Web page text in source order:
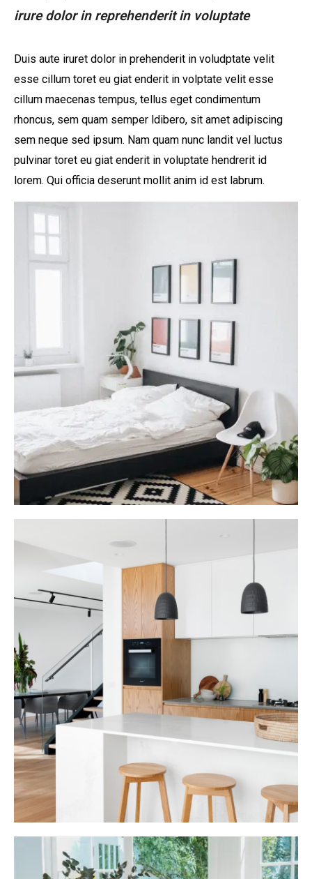
irure dolor in reprehenderit in voluptate
Duis aute iruret dolor in prehenderit in voludptate velit
esse cillum toret eu giat enderit in volptate velit esse
cillum maecenas tempus, tellus eget condimentum
rhoncus, sem quam semper ldibero, sit amet adipiscing
sem neque sed ipsum. Nam quam nunc landit vel luctus
pulvinar toret eu giat enderit in voluptate hendrerit id
lorem. Qui officia deserunt mollit anim id est labrum.